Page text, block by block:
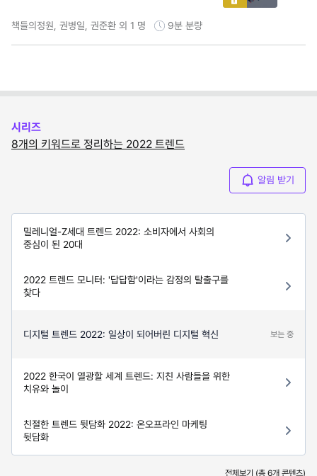
책들의정원, 권병일, 권준환 외 1 명 9분 분량
시리즈
8개의 키워드로 정리하는 2022 트렌드
알림 받기
밀레니얼-Z세대 트렌드 2022: 소비자에서 사회의
중심이 된 20대
2022 트렌드 모니터: '답답함'이라는 감정의 탈출구를
찾다
디지털 트렌드 2022: 일상이 되어버린 디지털 혁신 보는 중
2022 한국이 열광할 세계 트렌드: 지친 사람들을 위한
치유와 놀이
친절한 트렌드 뒷담화 2022: 온오프라인 마케팅
뒷담화
전체보기 (총 6개 콘텐츠)